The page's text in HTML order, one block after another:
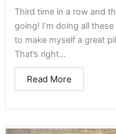
Third time in a row and
going! I’m doing all
to make myself a great
That’s right...
Read More